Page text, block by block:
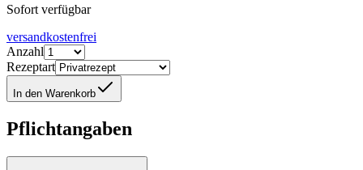
Sofort verfügbar
versandkostenfrei
Anzahl
Rezeptart
In den Warenkorb
Pflichtangaben